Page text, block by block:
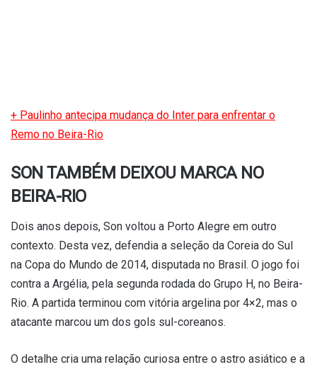
+ Paulinho antecipa mudança do Inter para enfrentar o
Remo no Beira-Rio
SON TAMBÉM DEIXOU MARCA NO
BEIRA-RIO
Dois anos depois, Son voltou a Porto Alegre em outro
contexto. Desta vez, defendia a seleção da Coreia do Sul
na Copa do Mundo de 2014, disputada no Brasil. O jogo foi
contra a Argélia, pela segunda rodada do Grupo H, no Beira-
Rio. A partida terminou com vitória argelina por 4×2, mas o
atacante marcou um dos gols sul-coreanos.
O detalhe cria uma relação curiosa entre o astro asiático e a